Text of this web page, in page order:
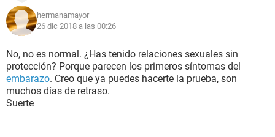
hermanamayor
26 dic 2018 a las 00:26
No, no es normal. ¿Has tenido relaciones sexuales sin
protección? Porque parecen los primeros síntomas del
embarazo. Creo que ya puedes hacerte la prueba, son
muchos días de retraso.
Suerte